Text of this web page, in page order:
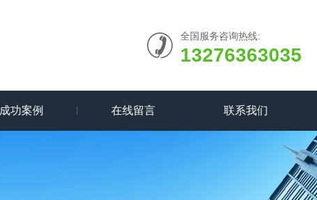
全国服务咨询热线:
13276363035
成功案例 在线留言 联系我们